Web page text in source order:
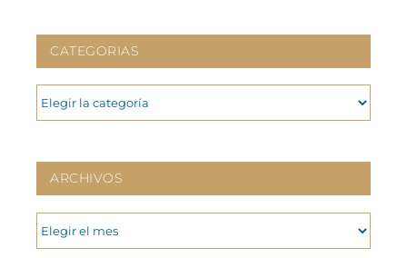
CATEGORIAS
CATEGORIAS
ARCHIVOS
ARCHIVOS